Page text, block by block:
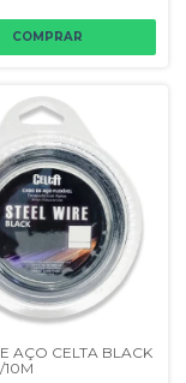
AÇO CELTA BLACK
10M